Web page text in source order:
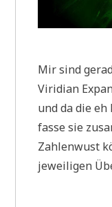
Mir sind
Viridian
und da die
fasse sie
Zahlenwust
jeweiligen